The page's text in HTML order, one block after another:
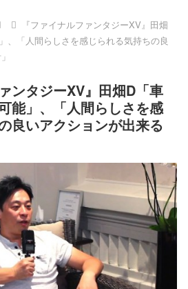
『ファイナルファンタジーXV』田畑
、「人間らしさを感じられる気持ちの良
ンタジーXV』田畑D「車
能」、「人間らしさを感
良いアクションが出来る